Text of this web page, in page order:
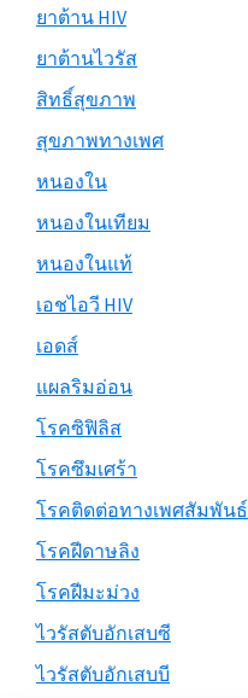
ยาต้าน HIV
ยาต้านไวรัส
สิทธิ์สุขภาพ
สุขภาพทางเพศ
หนองใน
หนองในเทียม
หนองในแท้
เอชไอวี HIV
เอดส์
แผลริมอ่อน
โรคซิฟิลิส
โรคซึมเศร้า
โรคติดต่อทางเพศสัมพันธ์
โรคฝีดาษลิง
โรคฝีมะม่วง
ไวรัสตับอักเสบซี
ไวรัสตับอักเสบบี